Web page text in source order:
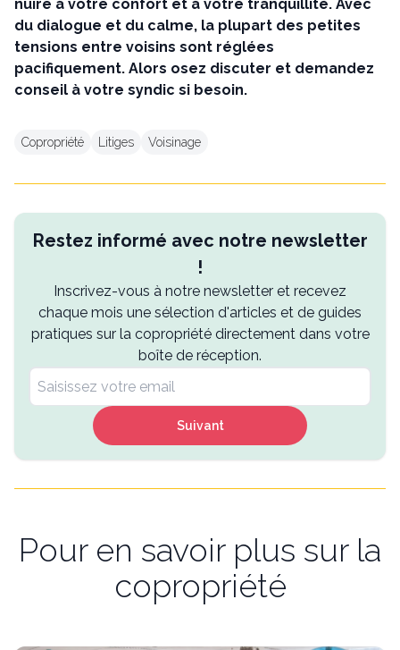
nuire à votre confort et à votre tranquillité. Avec
du dialogue et du calme, la plupart des petites
tensions entre voisins sont réglées
pacifiquement. Alors osez discuter et demandez
conseil à votre syndic si besoin.
Copropriété Litiges Voisinage
Restez informé avec notre newsletter
!
Inscrivez-vous à notre newsletter et recevez
chaque mois une sélection d'articles et de guides
pratiques sur la copropriété directement dans votre
boîte de réception.
Suivant
Pour en savoir plus sur la
copropriété